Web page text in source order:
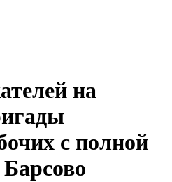
на
с полной